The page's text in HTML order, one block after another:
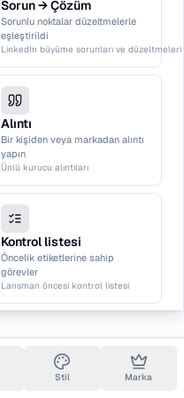
Stil Marka
Sorun → Çözüm
Sorunlu noktalar düzeltmelerle
eşleştirildi
LinkedIn büyüme sorunları ve düzeltmeleri
Alıntı
Bir kişiden veya markadan alıntı
yapın
Ünlü kurucu alıntıları
Kontrol listesi
Öncelik etiketlerine sahip
görevler
Lansman öncesi kontrol listesi
Soru-Cevap çiftleri